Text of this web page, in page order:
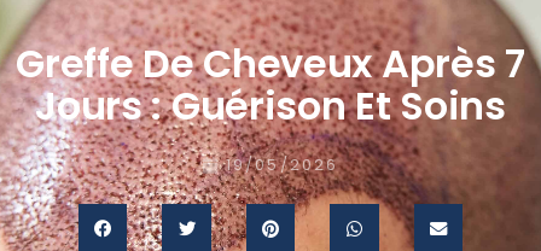
Greffe De Cheveux Après 7
Jours : Guérison Et Soins
19/05/2026